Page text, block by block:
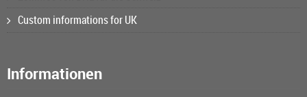
Custom informations for UK
Informationen